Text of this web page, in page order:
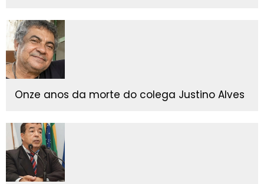
Onze anos da morte do colega Justino Alves